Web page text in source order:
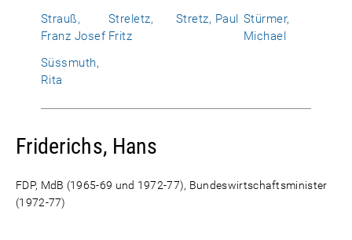
Strauß,
Franz Josef
Streletz,
Fritz
Stretz, Paul Stürmer,
Michael
Süssmuth,
Rita
Friderichs, Hans
FDP, MdB (1965-69 und 1972-77), Bundeswirtschaftsminister
(1972-77)